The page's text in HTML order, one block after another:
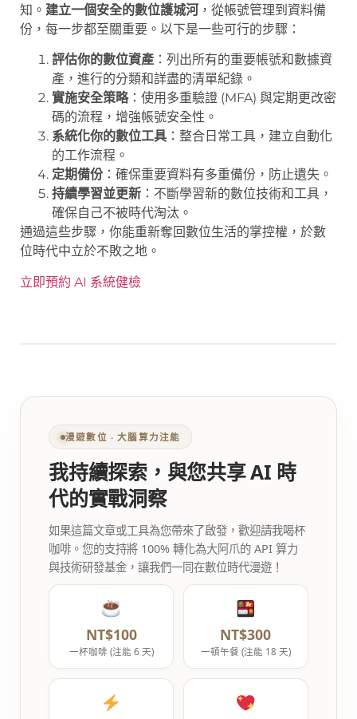
知。 建立一個安全的數位護城河 ，從帳號管理到資料備
份，每一步都至關重要。以下是一些可行的步驟：
評估你的數位資產 ：列出所有的重要帳號和數據資
產，進行的分類和詳盡的清單紀錄。
實施安全策略：使用多重驗證 (MFA) 與定期更改密
碼的流程，增強帳號安全性。
系統化你的數位工具 ：整合日常工具，建立自動化
的工作流程。
定期備份 ：確保重要資料有多重備份，防止遺失。
持續學習並更新 ：不斷學習新的數位技術和工具，
確保自己不被時代淘汰。
通過這些步驟，你能重新奪回數位生活的掌控權，於數
位時代中立於不敗之地。
立即預約 AI 系統健檢
漫遊數位 ‧ 大腦算力注能
我持續探索，與您共享 AI 時
代的實戰洞察
如果這篇文章或工具為您帶來了啟發，歡迎請我喝杯
咖啡。您的支持將 100% 轉化為大阿爪的 API 算力
與技術研發基金，讓我們一同在數位時代漫遊！
NT$100
一杯咖啡 (注能 6 天)
NT$300
一頓午餐 (注能 18 天)